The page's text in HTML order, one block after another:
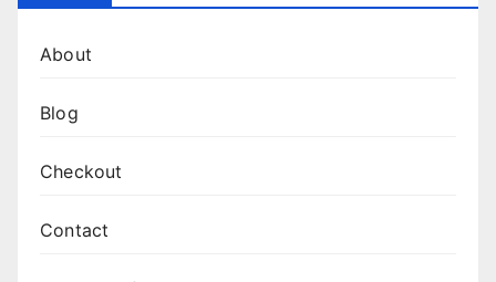
About
Blog
Checkout
Contact